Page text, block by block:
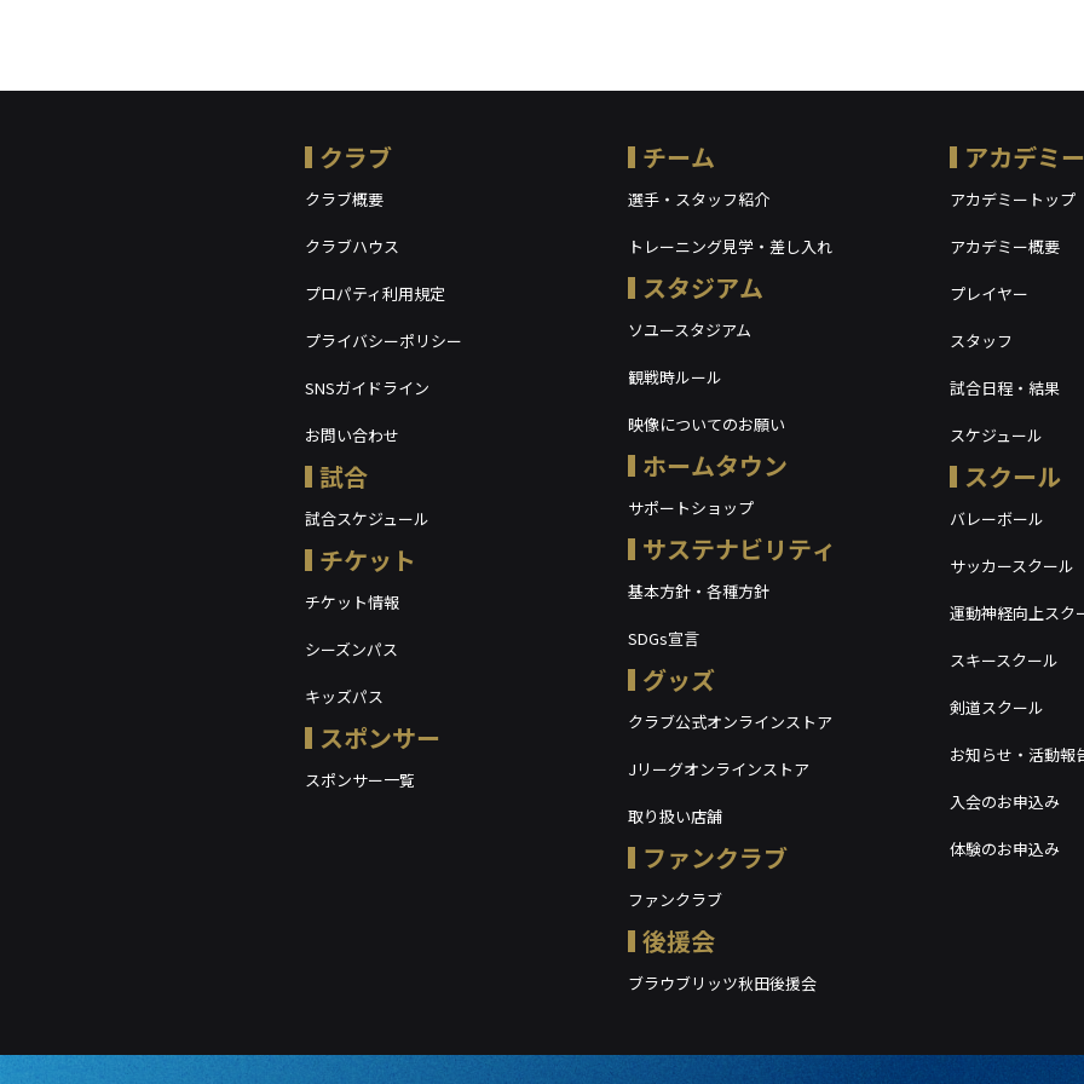
クラブ
クラブ概要
クラブハウス
プロパティ利用規定
プライバシーポリシー
SNSガイドライン
お問い合わせ
試合
試合スケジュール
チケット
チケット情報
シーズンパス
キッズパス
スポンサー
スポンサー一覧
チーム
選手・スタッフ紹介
トレーニング見学・差し入れ
スタジアム
ソユースタジアム
観戦時ルール
映像についてのお願い
ホームタウン
サポートショップ
サステナビリティ
基本方針・各種方針
SDGs宣言
グッズ
クラブ公式オンラインストア
Jリーグオンラインストア
取り扱い店舗
ファンクラブ
ファンクラブ
後援会
ブラウブリッツ秋田後援会
アカデミ
アカデミートップ
アカデミー概要
プレイヤー
スタッフ
試合日程・結果
スケジュール
スクール
バレーボール
サッカースクール
運動神経向上スク
スキースクール
剣道スクール
お知らせ・活動報
入会のお申込み
体験のお申込み